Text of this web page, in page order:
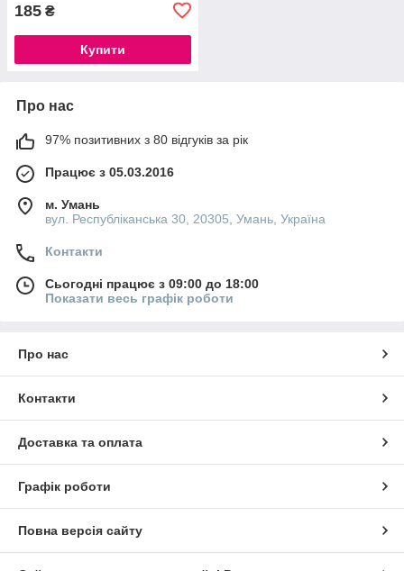
185 ₴
Купити
Про нас
97% позитивних з 80 відгуків за рік
Працює з 05.03.2016
м. Умань
вул. Республіканська 30, 20305, Умань, Україна
Контакти
Сьогодні працює з 09:00 до 18:00
Показати весь графік роботи
Про нас
Контакти
Доставка та оплата
Графік роботи
Повна версія сайту